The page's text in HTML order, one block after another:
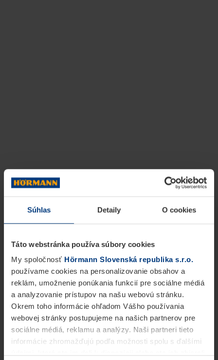
Súhlas Detaily O cookies
Táto webstránka používa súbory cookies
My spoločnosť Hörmann Slovenská republika s.r.o.
používame cookies na personalizovanie obsahov a
reklám, umožnenie ponúkania funkcií pre sociálne médiá
a analyzovanie prístupov na našu webovú stránku.
Okrem toho informácie ohľadom Vášho používania
webovej stránky postupujeme na našich partnerov pre
sociálne médiá, reklamu a analýzy. Naši partneri tieto
informácie zhromažďujú podľa možnosti spolu s ďalšími